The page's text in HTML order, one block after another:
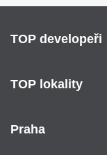
TOP developeři
TOP lokality
Praha